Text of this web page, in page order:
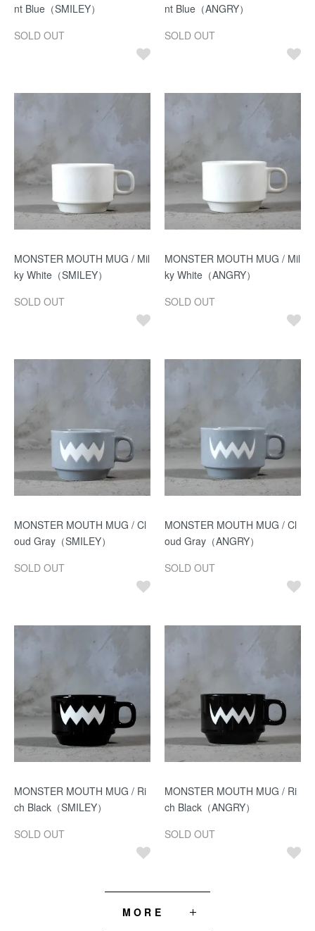
nt Blue（SMILEY）
SOLD OUT
nt Blue（ANGRY）
SOLD OUT
MONSTER MOUTH MUG / Mil
ky White（SMILEY）
SOLD OUT
MONSTER MOUTH MUG / Mil
ky White（ANGRY）
SOLD OUT
MONSTER MOUTH MUG / Cl
oud Gray（SMILEY）
SOLD OUT
MONSTER MOUTH MUG / Cl
oud Gray（ANGRY）
SOLD OUT
MONSTER MOUTH MUG / Ri
ch Black（SMILEY）
SOLD OUT
MONSTER MOUTH MUG / Ri
ch Black（ANGRY）
SOLD OUT
MORE